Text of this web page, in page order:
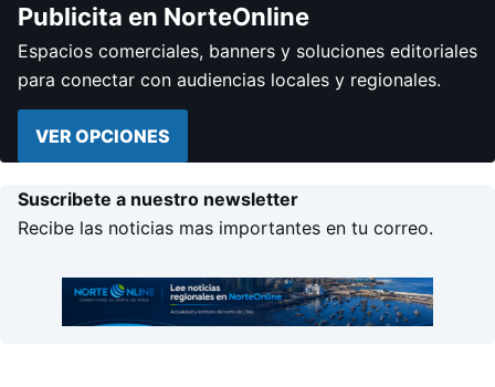
Publicita en NorteOnline
Espacios comerciales, banners y soluciones editoriales
para conectar con audiencias locales y regionales.
VER OPCIONES
Suscribete a nuestro newsletter
Recibe las noticias mas importantes en tu correo.